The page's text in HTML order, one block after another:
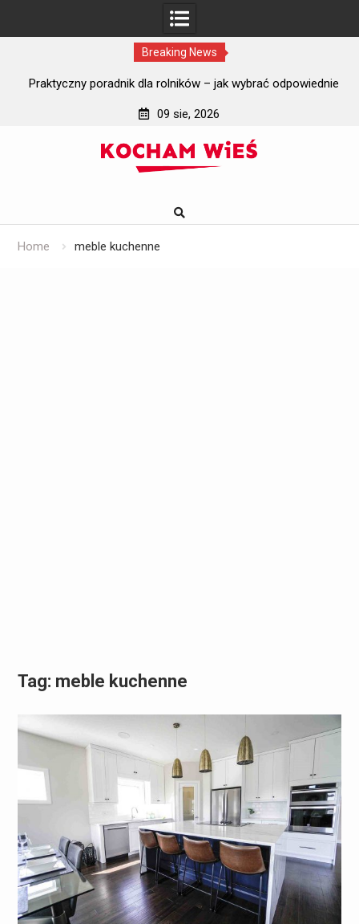
Breaking News
Praktyczny poradnik dla rolników – jak wybrać odpowiednie
09 sie, 2026
Home meble kuchenne
Tag: meble kuchenne